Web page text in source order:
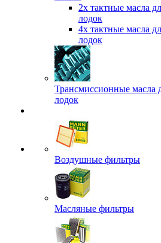
2х тактные масла
лодок
4х тактные масла
лодок
Трансмиссионные масла
лодок
Воздушные фильтры
Масляные фильтры